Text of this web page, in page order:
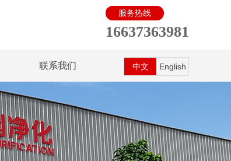
服务热线
16637363981
联系我们 中文 English